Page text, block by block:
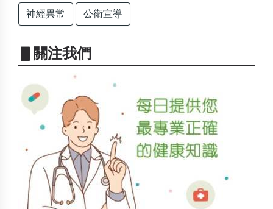
神經異常 公衛宣導
▋關注我們